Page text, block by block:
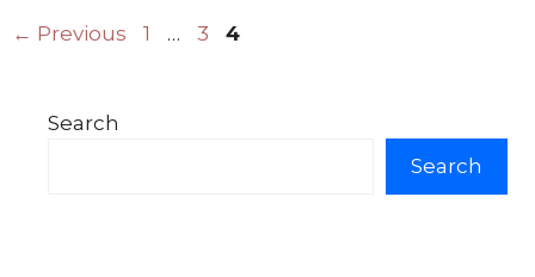
← Previous Page
1 … Page
3 Page
4
Search
Search